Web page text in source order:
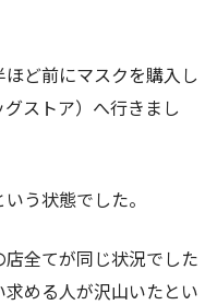
ど前にマスクを購入し
ストア）へ行きまし
う状態でした。
全てが同じ状況でした
める人が沢山いたとい